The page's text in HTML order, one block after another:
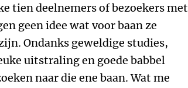
tien deelnemers of bezoekers met
geen idee wat voor baan ze
Ondanks geweldige studies,
uitstraling en goede babbel
naar die ene baan. Wat me